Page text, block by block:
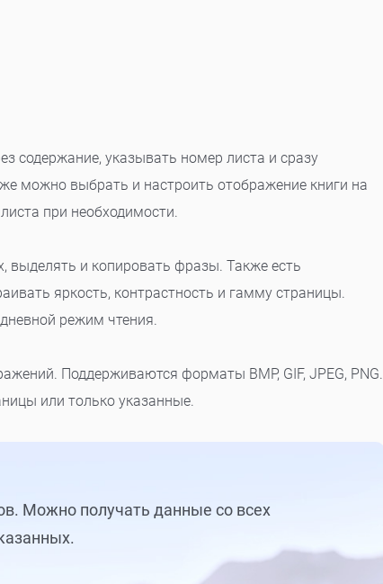
содержание, указывать номер листа и сразу
можно выбрать и настроить отображение книги на
при необходимости.
и копировать фразы. Также есть
яркость, контрастность и гамму страницы.
режим чтения.
Поддерживаются форматы BMP, GIF, JPEG, PNG.
или только указанные.
Можно получать данные со всех